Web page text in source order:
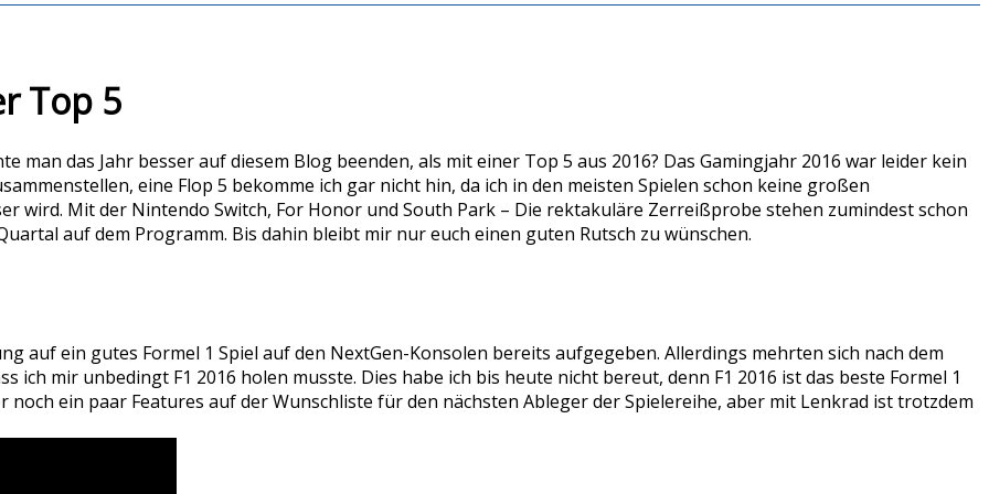
Top 5
man das Jahr besser auf diesem Blog beenden, als mit einer Top 5 aus 2016? Das Gamingjahr 2016 war leider kein
eine Flop 5 bekomme ich gar nicht hin, da ich in den meisten Spielen schon keine großen
wird. Mit der Nintendo Switch, For Honor und South Park – Die rektakuläre Zerreißprobe stehen zumindest schon
auf dem Programm. Bis dahin bleibt mir nur euch einen guten Rutsch zu wünschen.
auf ein gutes Formel 1 Spiel auf den NextGen-Konsolen bereits aufgegeben. Allerdings mehrten sich nach dem
ich mir unbedingt F1 2016 holen musste. Dies habe ich bis heute nicht bereut, denn F1 2016 ist das beste Formel 1
noch ein paar Features auf der Wunschliste für den nächsten Ableger der Spielereihe, aber mit Lenkrad ist trotzdem